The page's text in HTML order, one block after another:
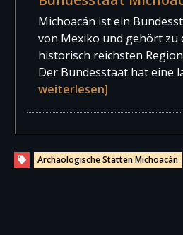
Michoacán ist ein
von Mexiko und gehört zu
historisch reichsten
Der Bundesstaat hat eine
weiterlesen]
Archäologische Stätten Michoacán